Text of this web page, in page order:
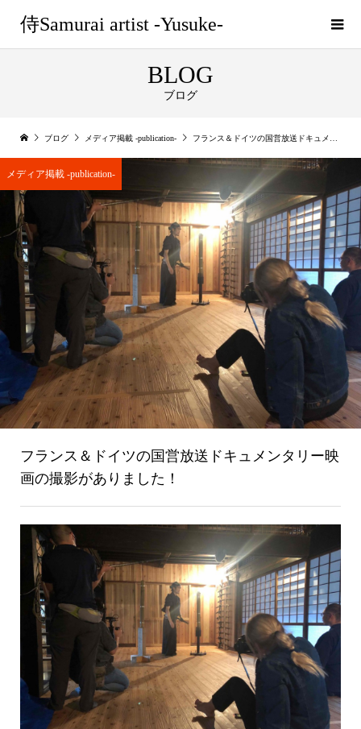
侍Samurai artist -Yusuke-
BLOG
ブログ
ブログ メディア掲載 -publication- フランス＆ドイツの国営放送ドキュメンタリー映画の撮影がありました！
メディア掲載 -publication-
フランス＆ドイツの国営放送ドキュメンタリー映
画の撮影がありました！